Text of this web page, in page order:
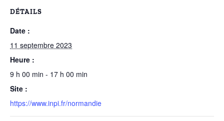
DÉTAILS
Date :
11 septembre 2023
Heure :
9 h 00 min - 17 h 00 min
Site :
https://www.inpi.fr/normandie